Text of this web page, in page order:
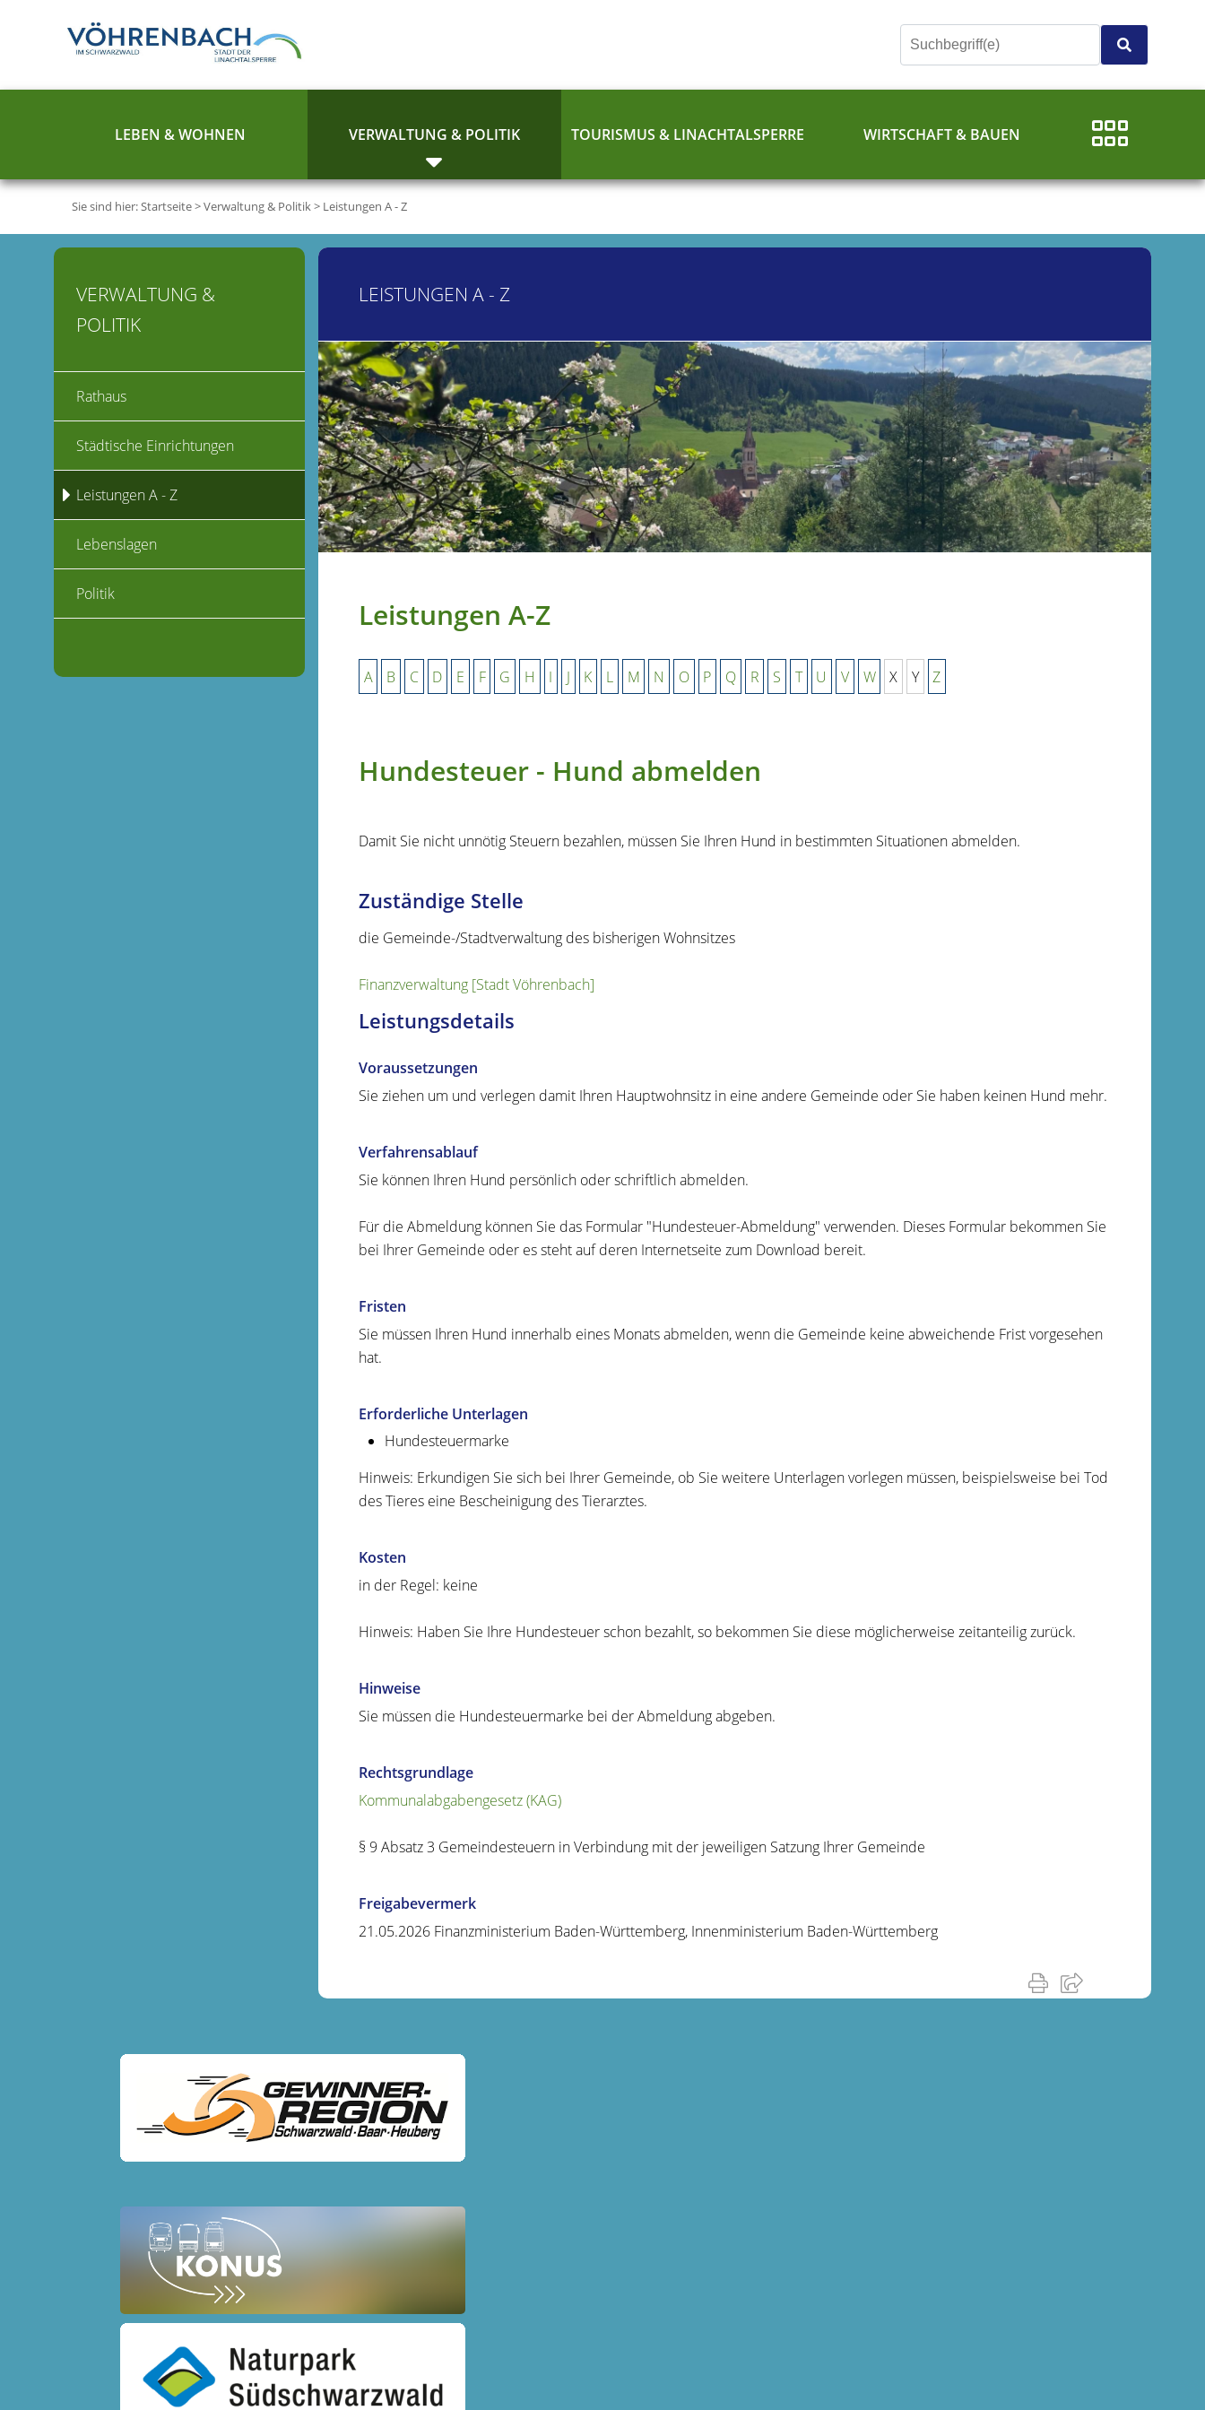
LEBEN & WOHNEN VERWALTUNG & POLITIK TOURISMUS & LINACHTALSPERRE WIRTSCHAFT & BAUEN
Sie sind hier:Startseite>Verwaltung & Politik> Leistungen A - Z
LEISTUNGEN A - Z
Leistungen A-Z
A B C D E F G H I J K L M N O P Q R S T U V W X Y Z
Hundesteuer - Hund abmelden
Damit Sie nicht unnötig Steuern bezahlen, müssen Sie Ihren Hund in bestimmten Situationen abmelden.
Zuständige Stelle
die Gemeinde-/Stadtverwaltung des bisherigen Wohnsitzes
Finanzverwaltung [Stadt Vöhrenbach]
Leistungsdetails
Voraussetzungen
Sie ziehen um und verlegen damit Ihren Hauptwohnsitz in eine andere Gemeinde oder Sie haben keinen Hund mehr.
Verfahrensablauf
Sie können Ihren Hund persönlich oder schriftlich abmelden.
Für die Abmeldung können Sie das Formular "Hundesteuer-Abmeldung" verwenden. Dieses Formular bekommen Sie
bei Ihrer Gemeinde oder es steht auf deren Internetseite zum Download bereit.
Fristen
Sie müssen Ihren Hund innerhalb eines Monats abmelden, wenn die Gemeinde keine abweichende Frist vorgesehen
hat.
Erforderliche Unterlagen
Hundesteuermarke
Hinweis: Erkundigen Sie sich bei Ihrer Gemeinde, ob Sie weitere Unterlagen vorlegen müssen, beispielsweise bei Tod
des Tieres eine Bescheinigung des Tierarztes.
Kosten
in der Regel: keine
Hinweis: Haben Sie Ihre Hundesteuer schon bezahlt, so bekommen Sie diese möglicherweise zeitanteilig zurück.
Hinweise
Sie müssen die Hundesteuermarke bei der Abmeldung abgeben.
Rechtsgrundlage
Kommunalabgabengesetz (KAG)
§ 9 Absatz 3 Gemeindesteuern in Verbindung mit der jeweiligen Satzung Ihrer Gemeinde
Freigabevermerk
21.05.2026 Finanzministerium Baden-Württemberg, Innenministerium Baden-Württemberg
VERWALTUNG &
POLITIK
Rathaus
Städtische Einrichtungen
Leistungen A - Z
Lebenslagen
Politik